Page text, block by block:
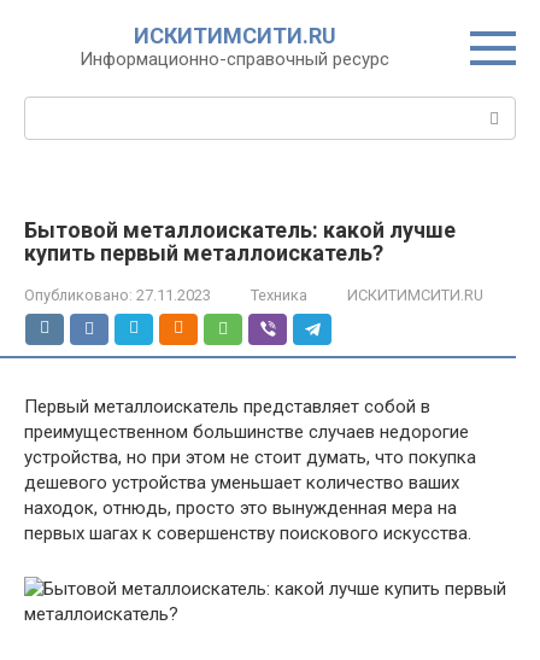
ИСКИТИМСИТИ.RU
Информационно-справочный ресурс
Бытовой металлоискатель: какой лучше
купить первый металлоискатель?
Опубликовано: 27.11.2023 Техника ИСКИТИМСИТИ.RU
Первый металлоискатель представляет собой в
преимущественном большинстве случаев недорогие
устройства, но при этом не стоит думать, что покупка
дешевого устройства уменьшает количество ваших
находок, отнюдь, просто это вынужденная мера на
первых шагах к совершенству поискового искусства.